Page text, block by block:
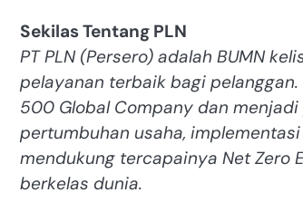
Sekilas Tentang PLN
PT PLN (Persero) adalah BUMN
pelayanan terbaik bagi
500 Global Company dan menjadi
pertumbuhan usaha,
mendukung tercapainya Net Zero
berkelas dunia.